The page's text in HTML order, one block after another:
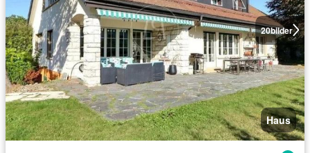
20bilder
Haus